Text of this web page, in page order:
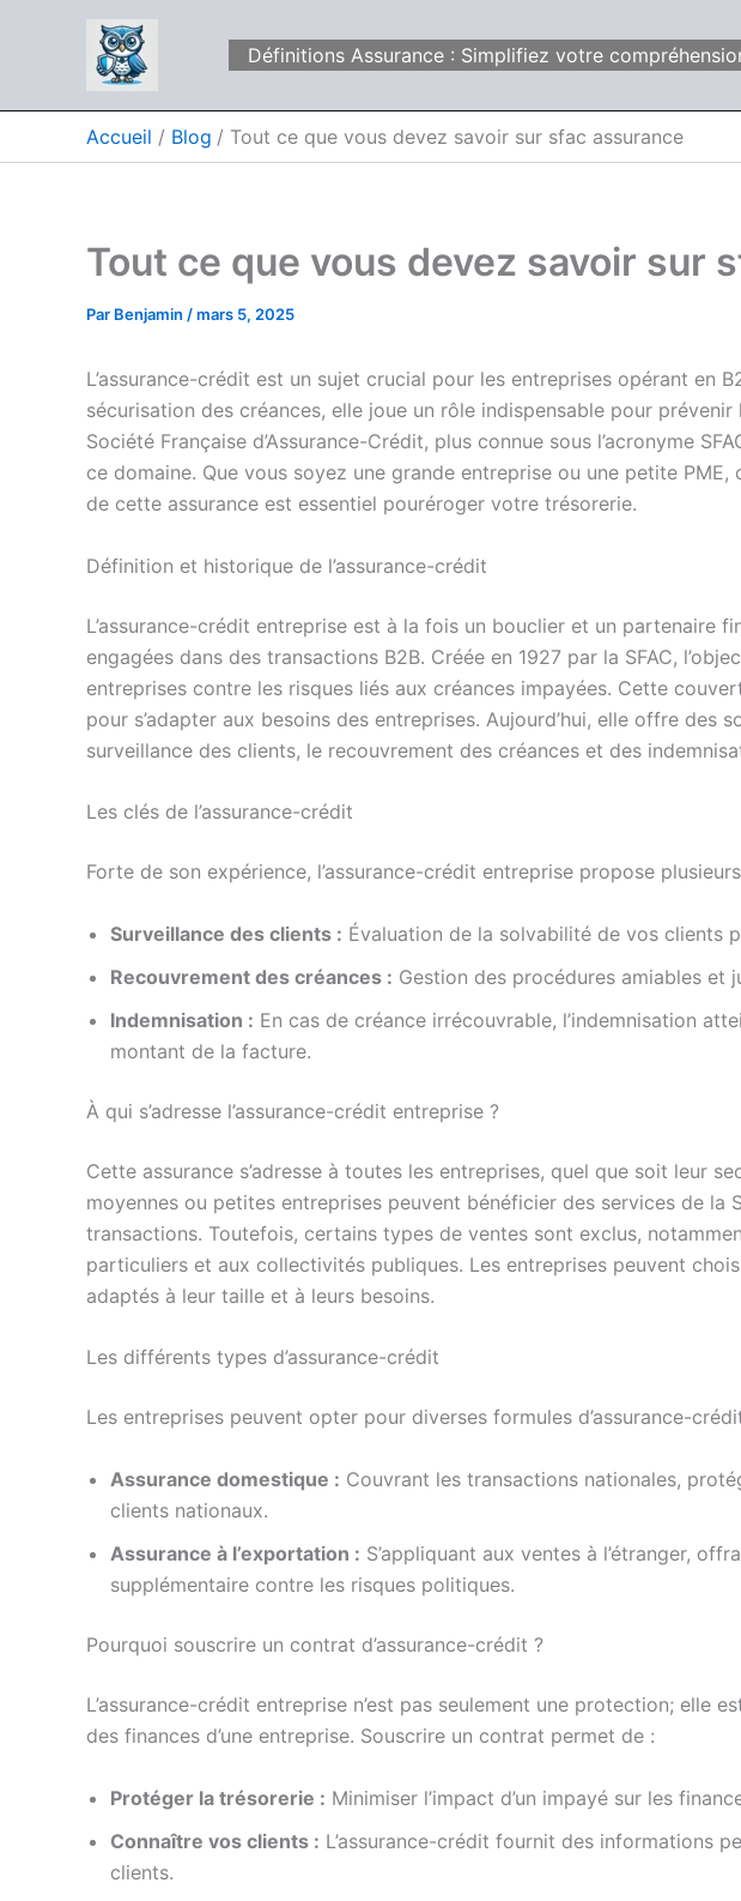
Définitions Assurance : Simplifiez votre
Accueil Blog Tout ce que vous devez savoir sur sfac assurance
Tout ce que vous devez savoir sur
Par Benjamin /mars 5, 2025
L’assurance-crédit est un sujet crucial pour les entreprises opérant en
sécurisation des créances, elle joue un rôle indispensable pour prévenir
Société Française d’Assurance-Crédit, plus connue sous l’acronyme
ce domaine. Que vous soyez une grande entreprise ou une petite PME,
de cette assurance est essentiel pouréroger votre trésorerie.
Définition et historique de l’assurance-crédit
L’assurance-crédit entreprise est à la fois un bouclier et un partenaire
engagées dans des transactions B2B. Créée en 1927 par la SFAC,
entreprises contre les risques liés aux créances impayées. Cette
pour s’adapter aux besoins des entreprises. Aujourd’hui, elle offre des
surveillance des clients, le recouvrement des créances et des
Les clés de l’assurance-crédit
Forte de son expérience, l’assurance-crédit entreprise propose
Surveillance des clients : Évaluation de la solvabilité de vos clients
Recouvrement des créances : Gestion des procédures amiables et
Indemnisation : En cas de créance irrécouvrable, l’indemnisation
montant de la facture.
À qui s’adresse l’assurance-crédit entreprise ?
Cette assurance s’adresse à toutes les entreprises, quel que soit leur
moyennes ou petites entreprises peuvent bénéficier des services de la
transactions. Toutefois, certains types de ventes sont exclus,
particuliers et aux collectivités publiques. Les entreprises peuvent
adaptés à leur taille et à leurs besoins.
Les différents types d’assurance-crédit
Les entreprises peuvent opter pour diverses formules d’assurance-
Assurance domestique : Couvrant les transactions nationales,
clients nationaux.
Assurance à l’exportation : S’appliquant aux ventes à l’étranger,
supplémentaire contre les risques politiques.
Pourquoi souscrire un contrat d’assurance-crédit ?
L’assurance-crédit entreprise n’est pas seulement une protection; elle
des finances d’une entreprise. Souscrire un contrat permet de :
Protéger la trésorerie : Minimiser l’impact d’un impayé sur les
Connaître vos clients : L’assurance-crédit fournit des informations
clients.